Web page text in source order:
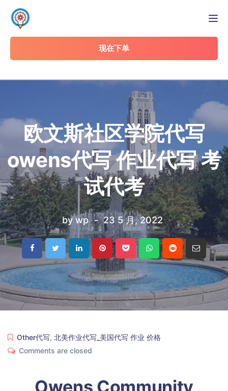
现在下单
欧文斯社区学院代写
owens代写 作业代写 考
试代考
by wp 23 5 月, 2022
Other代写, 北美作业代写_美国代写 作业 价格
Comments are closed
Owens Community